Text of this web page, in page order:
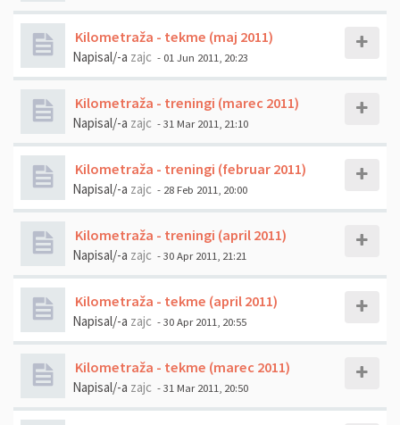
Kilometraža - tekme (maj 2011)
Napisal/-a zajc - 01 Jun 2011, 20:23
Kilometraža - treningi (marec 2011)
Napisal/-a zajc - 31 Mar 2011, 21:10
Kilometraža - treningi (februar 2011)
Napisal/-a zajc - 28 Feb 2011, 20:00
Kilometraža - treningi (april 2011)
Napisal/-a zajc - 30 Apr 2011, 21:21
Kilometraža - tekme (april 2011)
Napisal/-a zajc - 30 Apr 2011, 20:55
Kilometraža - tekme (marec 2011)
Napisal/-a zajc - 31 Mar 2011, 20:50